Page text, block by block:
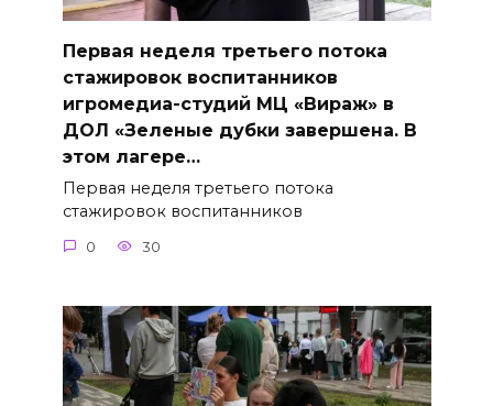
Первая неделя третьего потока
стажировок воспитанников
игромедиа-студий МЦ «Вираж» в
ДОЛ «Зеленые дубки завершена. В
этом лагере…
Первая неделя третьего потока
стажировок воспитанников
0 30